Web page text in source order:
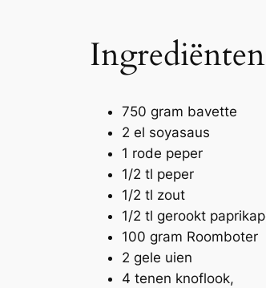
Ingrediënten
750 gram bavette
2 el soyasaus
1 rode peper
1/2 tl peper
1/2 tl zout
1/2 tl gerookt
100 gram Roomboter
2 gele uien
4 tenen knoflook,